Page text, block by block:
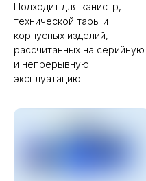
Подходит для канистр,
технической тары и
корпусных изделий,
рассчитанных на серийную
и непрерывную
эксплуатацию.